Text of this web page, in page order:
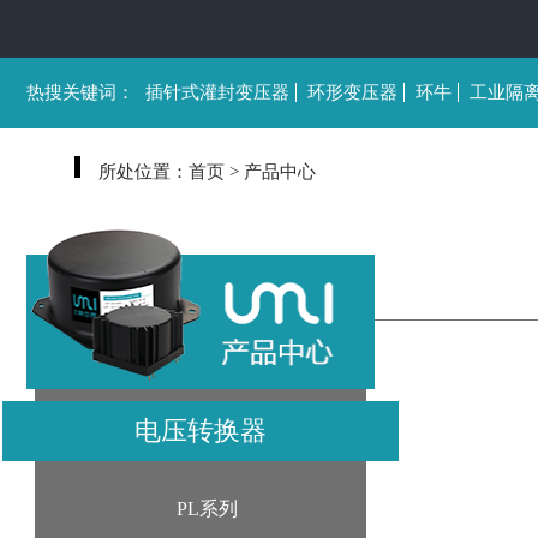
热搜关键词： 插针式灌封变压器 环形变压器 环牛 工业隔
所处位置： 首页 > 产品中心
电压转换器
PL系列